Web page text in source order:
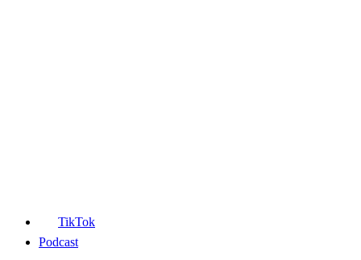
TikTok
Podcast